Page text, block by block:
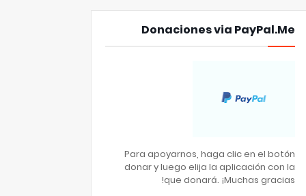
Donaciones via PayPal.Me
Para apoyarnos, haga clic en el botón
donar y luego elija la aplicación con la
que donará. ¡Muchas gracias!